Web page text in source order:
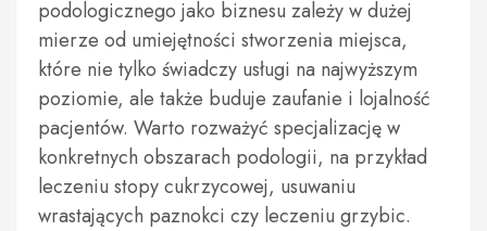
podologicznego jako biznesu zależy w dużej
mierze od umiejętności stworzenia miejsca,
które nie tylko świadczy usługi na najwyższym
poziomie, ale także buduje zaufanie i lojalność
pacjentów. Warto rozważyć specjalizację w
konkretnych obszarach podologii, na przykład
leczeniu stopy cukrzycowej, usuwaniu
wrastających paznokci czy leczeniu grzybic.